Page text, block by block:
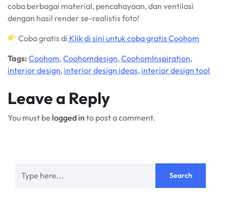
coba berbagai material, pencahayaan, dan ventilasi
dengan hasil render se-realistis foto!
Coba gratis di Klik di sini untuk coba gratis Coohom
Tags: Coohom, Coohomdesign, CoohomInspiration,
interior design, interior design ideas, interior design tool
Leave a Reply
You must be logged in to post a comment.